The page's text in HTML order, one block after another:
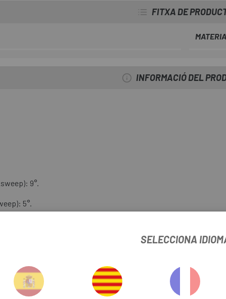
FITXA DE
INFORMACIÓ DEL
9°.
5°.
mínima de 680mm.
(EN17406) i ISO MTB.
220mm.
de la potència: 70mm.
SELECCIONA